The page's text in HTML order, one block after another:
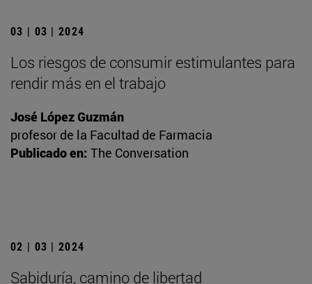
03 | 03 | 2024
Los riesgos de consumir estimulantes para
rendir más en el trabajo
José López Guzmán
profesor de la Facultad de Farmacia
Publicado en: The Conversation
02 | 03 | 2024
Sabiduría, camino de libertad